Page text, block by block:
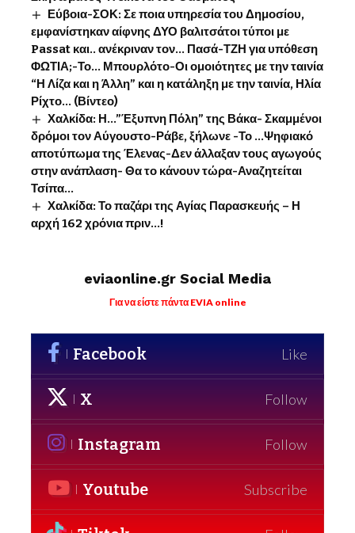
Εύβοια-ΣΟΚ: Σε ποια υπηρεσία του Δημοσίου,
εμφανίστηκαν αίφνης ΔΥΟ βαλιτσάτοι τύποι με
Passat και.. ανέκριναν τον… Πασά-ΤΖΗ για υπόθεση
ΦΩΤΙΑ;-Το… Μπουρλότο-Οι ομοιότητες με την ταινία
“Η Λίζα και η Άλλη” και η κατάληξη με την ταινία, Ηλία
Ρίχτο… (Βίντεο)
Χαλκίδα: Η…”Έξυπνη Πόλη” της Βάκα- Σκαμμένοι
δρόμοι τον Αύγουστο-Ράβε, ξήλωνε -Το …Ψηφιακό
αποτύπωμα της Έλενας-Δεν άλλαξαν τους αγωγούς
στην ανάπλαση- Θα το κάνουν τώρα-Αναζητείται
Τσίπα…
Χαλκίδα: Το παζάρι της Αγίας Παρασκευής – Η
αρχή 162 χρόνια πριν…!
eviaonline.gr Social Media
Για να είστε πάντα EVIA online
Facebook Like
X Follow
Instagram Follow
Youtube Subscribe